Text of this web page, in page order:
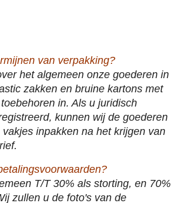
van verpakking?
het algemeen onze goederen in
zakken en bruine kartons met
in. Als u juridisch
kunnen wij de goederen
inpakken na het krijgen van
T/T 30% als storting, en 70%
zullen u de foto's van de